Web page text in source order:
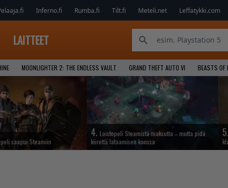
Inferno.fi Rumba.fi Tilt.fi Meteli.net Leffatykki.com
LAITTEET
MOONLIGHTER 2: THE ENDLESS VAULT GRAND THEFT AUTO VI BEASTS OF
saapui Steamiin
4. Loistopeli Steamistä maksutta – mutta pidä
kiirettä lataamisen kanssa
5.